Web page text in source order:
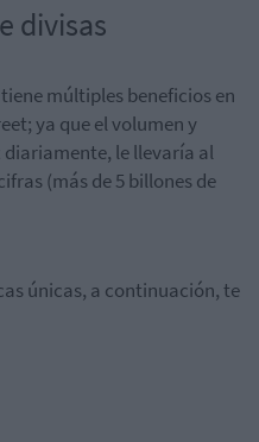
divisas
múltiples beneficios en
ya que el volumen y
diariamente, le llevaría al
(más de 5 billones de
únicas, a continuación, te